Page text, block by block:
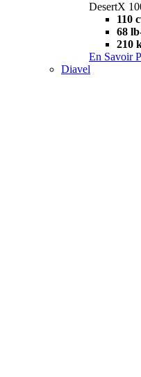
DesertX
110
68
210
En Savoir
Diavel